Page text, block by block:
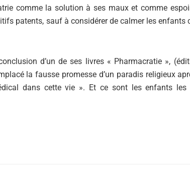
comme la solution à ses maux et comme
patents, sauf à considérer de calmer les enfants
d’un de ses livres « Pharmacratie »,
la fausse promesse d’un paradis religieux
dans cette vie ». Et ce sont les enfants les